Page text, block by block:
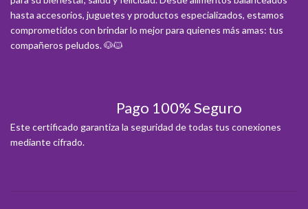
Hidratación Adicional:Su alto contenido de humedad contribuye a la
hidratación de tu perro, apoyando la salud urinaria.💧
hasta accesorios, juguetes y productos especializados, estamos
comprometidos con brindar lo mejor para quienes más amas: tus
compañeros peludos. 🐶🐱
Pago 100% Seguro
Este certificado garantiza la seguridad de todas tus conexiones
mediante cifrado.